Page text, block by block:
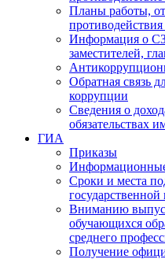
Планы работы,
Информация о
заместителей,
Обратная связь
коррупции
Сведения о
обязательствах
ГИА
Приказы
Сроки и места
государственной
Вниманию
обучающихся
среднего
Получение